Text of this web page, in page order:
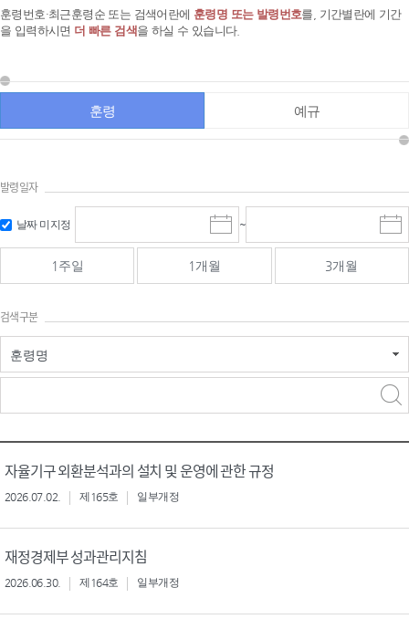
훈령번호·최근훈령순 또는 검색어란에 훈령명 또는 발령번호를, 기간별란에 기간
을 입력하시면 더 빠른 검색 을 하실 수 있습니다.
훈령 예규
발령일자
날짜 미지정
시
작
일
선
~
마
감
선
1주일 1개월 3개월
검색구분
훈령명
자율기구 외환분석과의 설치 및 운영에 관한 규정
2026.07.02. 제165호 일부개정
재정경제부 성과관리지침
2026.06.30. 제164호 일부개정